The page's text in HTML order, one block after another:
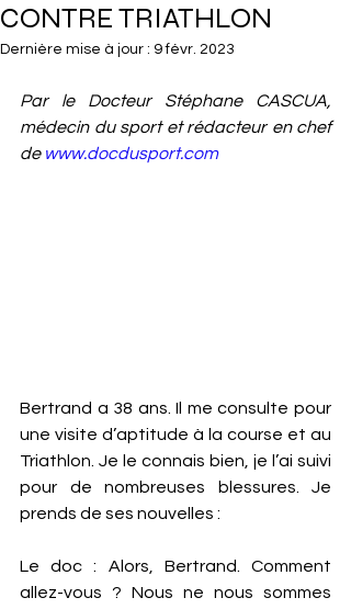
CONTRE TRIATHLON
Dernière mise à jour : 9 févr. 2023
Par le Docteur Stéphane CASCUA,
médecin du sport et rédacteur en chef
de www.docdusport.com
Bertrand a 38 ans. Il me consulte pour
une visite d’aptitude à la course et au
Triathlon. Je le connais bien, je l’ai suivi
pour de nombreuses blessures. Je
prends de ses nouvelles :
Le doc : Alors, Bertrand. Comment
allez-vous ? Nous ne nous sommes